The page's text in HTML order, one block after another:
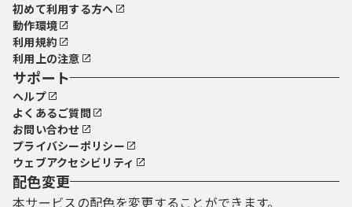
初めて利用する方へ
動作環境
利用規約
利用上の注意
サポート
ヘルプ
よくあるご質問
お問い合わせ
プライバシーポリシー
ウェブアクセシビリティ
配色変更
本サービスの配色を変更することができます。